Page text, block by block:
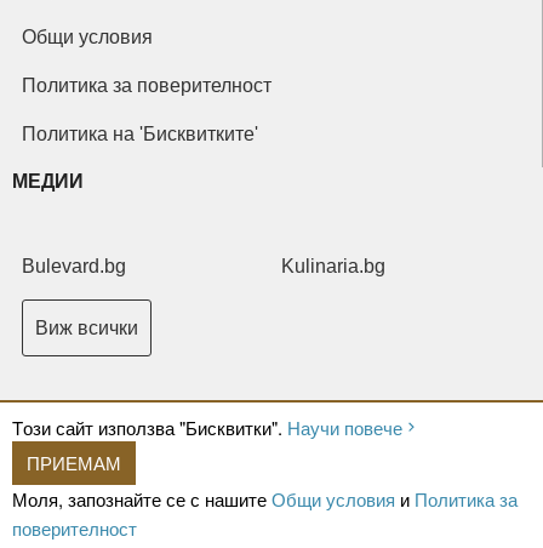
Tози сайт използва "Бисквитки". Научи повече
ПРИЕМАМ
Моля, запознайте се с нашитеОбщи условия и Политика за
поверителност
Общи условия
Политика за поверителност
Политика на 'Бисквитките'
МЕДИИ
Bulevard.bg Kulinaria.bg
Виж всички
Copyright © 2026 Ксениум ООД. Всички права запазени.
XeniumCompany.com